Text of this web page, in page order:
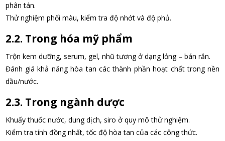
phân tán.
Thử nghiệm phối màu, kiểm tra độ nhớt và độ phủ.
2.2. Trong hóa mỹ phẩm
Trộn kem dưỡng, serum, gel, nhũ tương ở dạng lỏng – bán rắn.
Đánh giá khả năng hòa tan các thành phần hoạt chất trong nền
dầu/nước.
2.3. Trong ngành dược
Khuấy thuốc nước, dung dịch, siro ở quy mô thử nghiệm.
Kiểm tra tính đồng nhất, tốc độ hòa tan của các công thức.